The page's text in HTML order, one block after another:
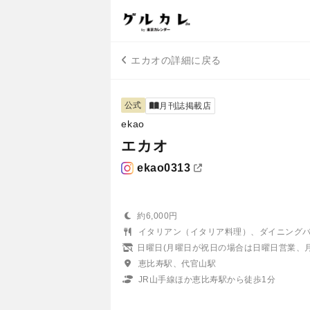
エカオの詳細に戻る
公式 月刊誌掲載店
ekao
エカオ
ekao0313
約6,000円
イタリアン（イタリア料理）、ダイニング
日曜日(月曜日が祝日の場合は日曜日営業、
恵比寿駅、代官山駅
JR山手線ほか恵比寿駅から徒歩1分